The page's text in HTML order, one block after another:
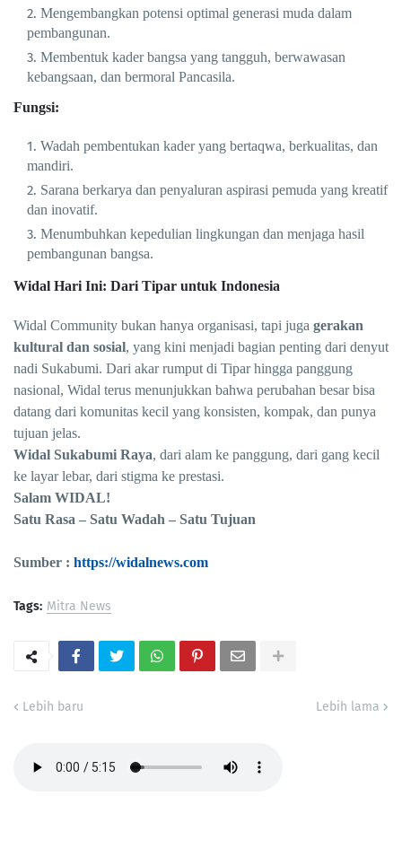
Mengembangkan potensi optimal generasi muda dalam
pembangunan.
Membentuk kader bangsa yang tangguh, berwawasan
kebangsaan, dan bermoral Pancasila.
Fungsi:
Wadah pembentukan kader yang bertaqwa, berkualitas, dan
mandiri.
Sarana berkarya dan penyaluran aspirasi pemuda yang kreatif
dan inovatif.
Menumbuhkan kepedulian lingkungan dan menjaga hasil
pembangunan bangsa.
Widal Hari Ini: Dari Tipar untuk Indonesia
Widal Community bukan hanya organisasi, tapi juga gerakan
kultural dan sosial, yang kini menjadi bagian penting dari denyut
nadi Sukabumi. Dari akar rumput di Tipar hingga panggung
nasional, Widal terus menunjukkan bahwa perubahan besar bisa
datang dari komunitas kecil yang konsisten, kompak, dan punya
tujuan jelas.
Widal Sukabumi Raya, dari alam ke panggung, dari gang kecil
ke layar lebar, dari stigma ke prestasi.
Salam WIDAL!
Satu Rasa – Satu Wadah – Satu Tujuan
Sumber : https://widalnews.com
Tags: Mitra News
Lebih baru Lebih lama